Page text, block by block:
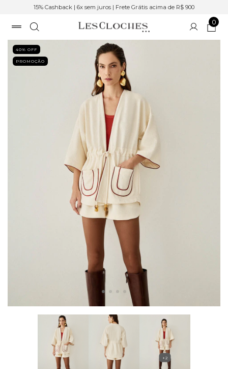
15% Cashback | 6x sem juros | Frete Grátis acima de R$ 900
0
+2
40% OFF
PROMOÇÃO